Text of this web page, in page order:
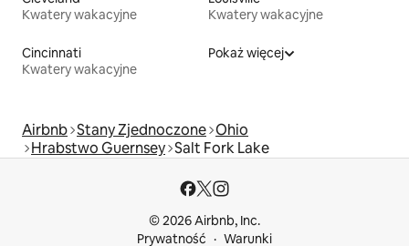
Kwatery wakacyjne
Kwatery wakacyjne
Cincinnati
Kwatery wakacyjne
Pokaż więcej
Airbnb Stany Zjednoczone Ohio
Hrabstwo Guernsey Salt Fork Lake
© 2026 Airbnb, Inc.
Prywatność
Warunki